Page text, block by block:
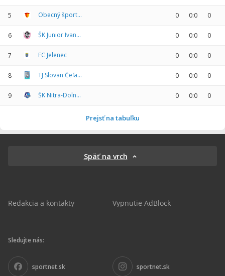
5 Obecný športový klub Lehota 0 0:0 0
6 ŠK Junior Ivanka pri Nitre 0 0:0 0
7 FC Jelenec 0 0:0 0
8 TJ Slovan Čeľadice 0 0:0 0
9 ŠK Nitra-Dolné Krškany B 0 0:0 0
Prejsť na tabuľku
Späť na vrch
Redakcia a kontakty Vypnutie AdBlock
Sledujte nás:
sportnet.sk sportnet.sk